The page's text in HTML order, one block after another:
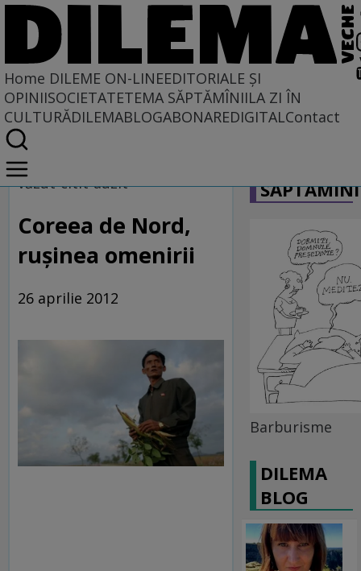
Home DILEME ON-LINEEDITORIALE ȘI
OPINIISOCIETATETEMA SĂPTĂMÎNIILA ZI ÎN
CULTURĂDILEMABLOGABONAREDIGITALContact
Home
Dileme on-line
văzut-citit-auzit
Coreea de Nord,
ruşinea omenirii
26 aprilie 2012
Barburisme
DILEMA
BLOG